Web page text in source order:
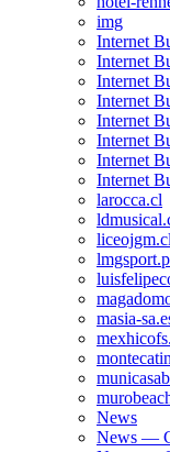
img
Internet
Internet
Internet
Internet
Internet
Internet
Internet
Internet
larocca.cl
liceojgm.cl
masia-
News
News —